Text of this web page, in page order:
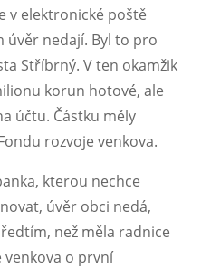
v elektronické poště
úvěr nedají. Byl to pro
Stříbrný. V ten okamžik
korun hotové, ale
účtu. Částku měly
rozvoje venkova.
kterou nechce
úvěr obci nedá,
než měla radnice
venkova o první